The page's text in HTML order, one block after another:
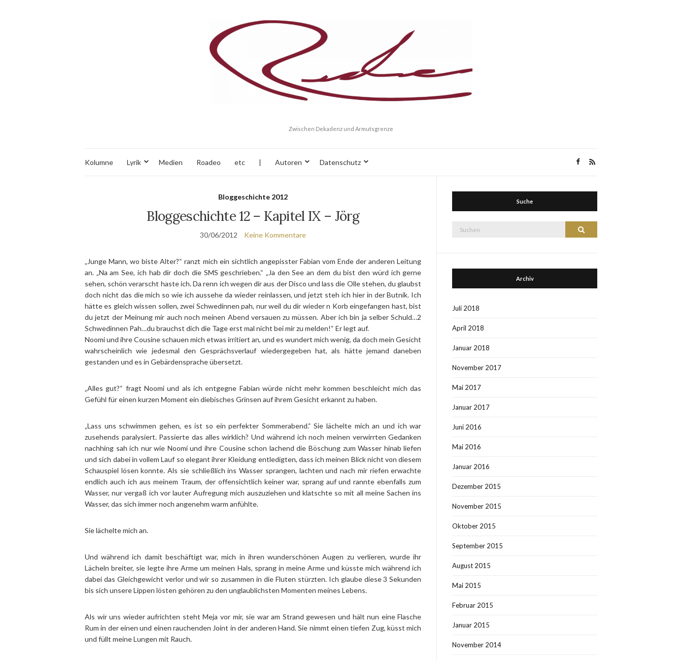
Zwischen Dekadenz und Armutsgrenze
Kolumne Lyrik Medien Roadeo etc | Autoren Datenschutz
Bloggeschichte 2012
Bloggeschichte 12 – Kapitel IX – Jörg
30/06/2012 Keine Kommentare
„Junge Mann, wo biste Alter?“ ranzt mich ein sichtlich angepisster Fabian vom Ende der anderen Leitung
an. „Na am See, ich hab dir doch die SMS geschrieben.“ „Ja den See an dem du bist den würd ich gerne
sehen, schön verarscht haste ich. Da renn ich wegen dir aus der Disco und lass die Olle stehen, du glaubst
doch nicht das die mich so wie ich aussehe da wieder reinlassen, und jetzt steh ich hier in der Butnik. Ich
hätte es gleich wissen sollen, zwei Schwedinnen pah, nur weil du dir wieder n Korb eingefangen hast, bist
du jetzt der Meinung mir auch noch meinen Abend versauen zu müssen. Aber ich bin ja selber Schuld…2
Schwedinnen Pah…du brauchst dich die Tage erst mal nicht bei mir zu melden!“ Er legt auf.
Noomi und ihre Cousine schauen mich etwas irritiert an, und es wundert mich wenig, da doch mein Gesicht
wahrscheinlich wie jedesmal den Gesprächsverlauf wiedergegeben hat, als hätte jemand daneben
gestanden und es in Gebärdensprache übersetzt.
„Alles gut?“ fragt Noomi und als ich entgegne Fabian würde nicht mehr kommen beschleicht mich das
Gefühl für einen kurzen Moment ein diebisches Grinsen auf ihrem Gesicht erkannt zu haben.
„Lass uns schwimmen gehen, es ist so ein perfekter Sommerabend.“ Sie lächelte mich an und ich war
zusehends paralysiert. Passierte das alles wirklich? Und während ich noch meinen verwirrten Gedanken
nachhing sah ich nur wie Noomi und ihre Cousine schon lachend die Böschung zum Wasser hinab liefen
und sich dabei in vollem Lauf so elegant ihrer Kleidung entledigten, dass ich meinen Blick nicht von diesem
Schauspiel lösen konnte. Als sie schließlich ins Wasser sprangen, lachten und nach mir riefen erwachte
endlich auch ich aus meinem Traum, der offensichtlich keiner war, sprang auf und rannte ebenfalls zum
Wasser, nur vergaß ich vor lauter Aufregung mich auszuziehen und klatschte so mit all meine Sachen ins
Wasser, das sich immer noch angenehm warm anfühlte.
Sie lächelte mich an.
Und während ich damit beschäftigt war, mich in ihren wunderschönen Augen zu verlieren, wurde ihr
Lächeln breiter, sie legte ihre Arme um meinen Hals, sprang in meine Arme und küsste mich während ich
dabei das Gleichgewicht verlor und wir so zusammen in die Fluten stürzten. Ich glaube diese 3 Sekunden
bis sich unsere Lippen lösten gehören zu den unglaublichsten Momenten meines Lebens.
Als wir uns wieder aufrichten steht Meja vor mir, sie war am Strand gewesen und hält nun eine Flasche
Rum in der einen und einen rauchenden Joint in der anderen Hand. Sie nimmt einen tiefen Zug, küsst mich
und füllt meine Lungen mit Rauch.
Suche
Suchen
Archiv
Juli 2018
April 2018
Januar 2018
November 2017
Mai 2017
Januar 2017
Juni 2016
Mai 2016
Januar 2016
Dezember 2015
November 2015
Oktober 2015
September 2015
August 2015
Mai 2015
Februar 2015
Januar 2015
November 2014